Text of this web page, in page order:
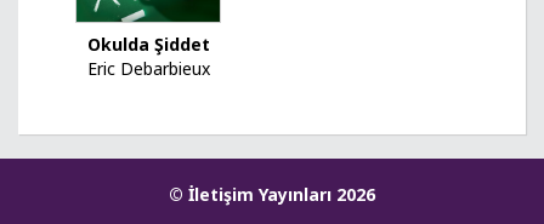
Okulda Şiddet
Eric Debarbieux
© İletişim Yayınları 2026